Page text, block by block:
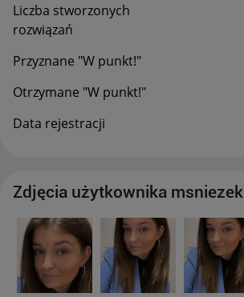
Liczba stworzonych
rozwiązań
Przyznane "W punkt!"
Otrzymane "W punkt!"
Data rejestracji
Zdjęcia użytkownika msniezek